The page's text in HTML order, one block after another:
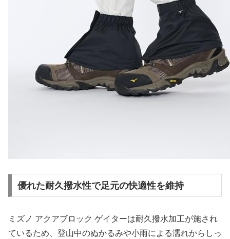
優れた耐久撥水性で足元の快適性を維持
ミズノ アクアブロック ゲイターは耐久撥水加工が施され
ているため、登山中のぬかるみや小雨による濡れからしっ